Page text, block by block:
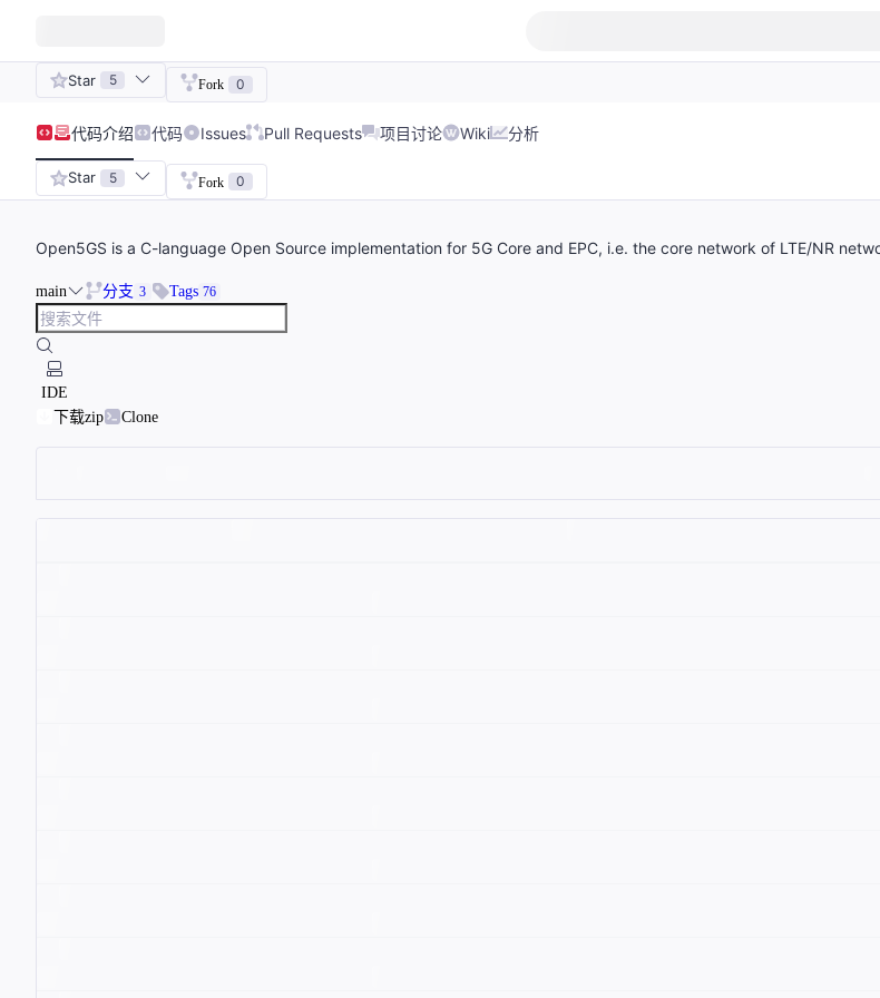
Star 5 Fork 0
代码介绍 代码 Issues Pull Requests 项目讨论 Wiki 分析
Star 5 Fork 0
Open5GS is a C-language Open Source implementation for 5G Core and EPC, i.e. the core network of LTE/NR
main 分支 3 Tags 76
IDE
下载zip
Clone